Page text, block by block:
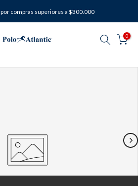
por compras superiores a $300.000
0